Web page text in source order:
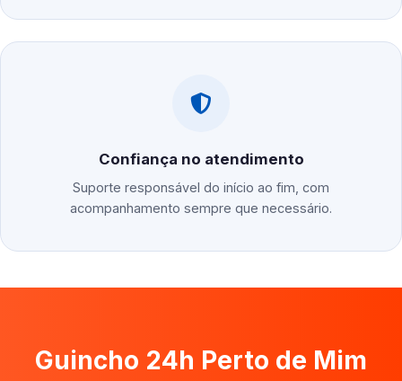
Confiança no atendimento
Suporte responsável do início ao fim, com
acompanhamento sempre que necessário.
Guincho 24h Perto de Mim